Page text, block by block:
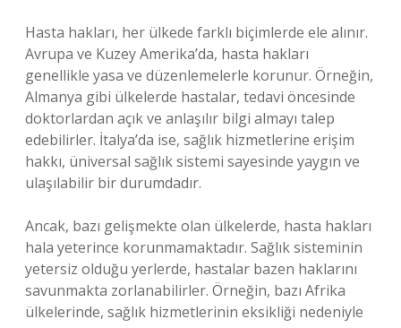
Hasta hakları, her ülkede farklı biçimlerde ele alınır.
Avrupa ve Kuzey Amerika’da, hasta hakları
genellikle yasa ve düzenlemelerle korunur. Örneğin,
Almanya gibi ülkelerde hastalar, tedavi öncesinde
doktorlardan açık ve anlaşılır bilgi almayı talep
edebilirler. İtalya’da ise, sağlık hizmetlerine erişim
hakkı, üniversal sağlık sistemi sayesinde yaygın ve
ulaşılabilir bir durumdadır.
Ancak, bazı gelişmekte olan ülkelerde, hasta hakları
hala yeterince korunmamaktadır. Sağlık sisteminin
yetersiz olduğu yerlerde, hastalar bazen haklarını
savunmakta zorlanabilirler. Örneğin, bazı Afrika
ülkelerinde, sağlık hizmetlerinin eksikliği nedeniyle